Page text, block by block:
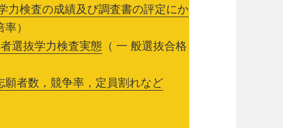
力検査の成績及び調査書の評定にか
）
選抜学力検査実態 （ 一 般選抜合格
者数，競争率，定員割れなど